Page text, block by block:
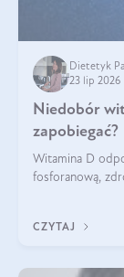
Dietetyk
23 lip 2026
Niedobór
zapobiegać?
Witamina D
fosforanową,
problemem.
CZYTAJ